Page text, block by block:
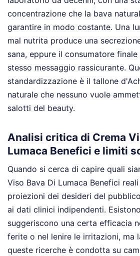
concentrazione che la bava
garantire in modo costante. Una
mal nutrita produce una
sana, eppure il consumatore
stesso messaggio rassicurante.
standardizzazione è il tallone
naturale che nessuno vuole
salotti del beauty.
Analisi critica di Crema
Lumaca Benefici e limiti
Quando si cerca di capire quali
Viso Bava Di Lumaca Benefici
proiezioni dei desideri del
ai dati clinici indipendenti.
suggeriscono una certa efficacia
ferite o nel lenire le irritazioni, ma
queste ricerche è condotta su